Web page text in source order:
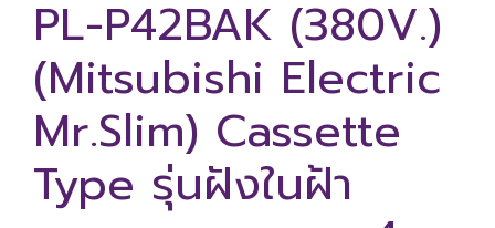
PL-P42BAK (380V.)
(Mitsubishi Electric
Mr.Slim) Cassette
Type รุ่นฝังในฝ้า